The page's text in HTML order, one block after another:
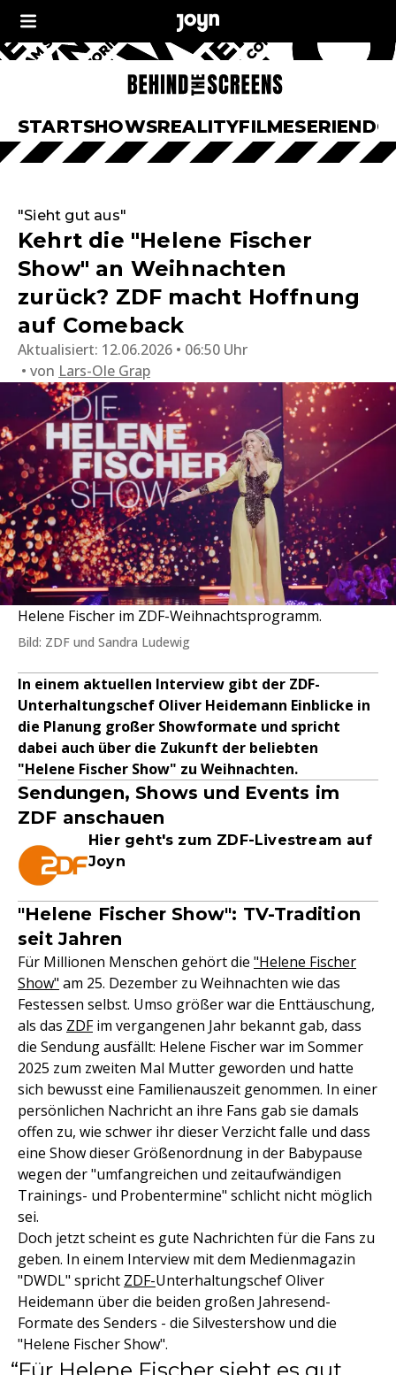
STARTSHOWSREALITYFILMESERIEN
"Sieht gut aus"
Kehrt die "Helene Fischer
Show" an Weihnachten
zurück? ZDF macht Hoffnung
auf Comeback
Aktualisiert: 12.06.2026 • 06:50 Uhr
von Lars-Ole Grap
Helene Fischer im ZDF-Weihnachtsprogramm.
Bild: ZDF und Sandra Ludewig
In einem aktuellen Interview gibt der ZDF-
Unterhaltungschef Oliver Heidemann Einblicke in
die Planung großer Showformate und spricht
dabei auch über die Zukunft der beliebten
"Helene Fischer Show" zu Weihnachten.
Sendungen, Shows und Events im
ZDF anschauen
Hier geht's zum ZDF-Livestream auf
Joyn
"Helene Fischer Show": TV-Tradition
seit Jahren
Für Millionen Menschen gehört die "Helene Fischer
Show" am 25. Dezember zu Weihnachten wie das
Festessen selbst. Umso größer war die Enttäuschung,
als das ZDFim vergangenen Jahr bekannt gab, dass
die Sendung ausfällt: Helene Fischer war im Sommer
2025 zum zweiten Mal Mutter geworden und hatte
sich bewusst eine Familienauszeit genommen. In einer
persönlichen Nachricht an ihre Fans gab sie damals
offen zu, wie schwer ihr dieser Verzicht falle und dass
eine Show dieser Größenordnung in der Babypause
wegen der "umfangreichen und zeitaufwändigen
Trainings- und Probentermine" schlicht nicht möglich
sei.
Doch jetzt scheint es gute Nachrichten für die Fans zu
geben. In einem Interview mit dem Medienmagazin
"DWDL" spricht ZDF-Unterhaltungschef Oliver
Heidemann über die beiden großen Jahresend-
Formate des Senders - die Silvestershow und die
"Helene Fischer Show".